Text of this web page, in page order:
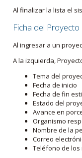
Al finalizar la lista el
Ficha del Proyecto
Al ingresar a un
A la izquierda,
Tema del
Fecha de inicio
Fecha de fin
Estado del
Avance en
Organismo
Nombre de la
Correo
Teléfono de